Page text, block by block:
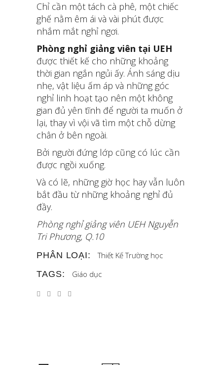
Chỉ cần một tách cà phê, một chiếc
ghế nằm êm ái và vài phút được
nhắm mắt nghỉ ngơi.
Phòng nghỉ giảng viên tại UEH
được thiết kế cho những khoảng
thời gian ngắn ngủi ấy. Ánh sáng dịu
nhẹ, vật liệu ấm áp và những góc
nghỉ linh hoạt tạo nên một không
gian đủ yên tĩnh để người ta muốn ở
lại, thay vì vội vã tìm một chỗ dừng
chân ở bên ngoài.
Bởi người đứng lớp cũng có lúc cần
được ngồi xuống.
Và có lẽ, những giờ học hay vẫn luôn
bắt đầu từ những khoảng nghỉ đủ
đầy.
Phòng nghỉ giảng viên UEH Nguyễn
Tri Phương, Q.10
PHÂN LOẠI: Thiết Kế Trường học
TAGS:
Giáo dục